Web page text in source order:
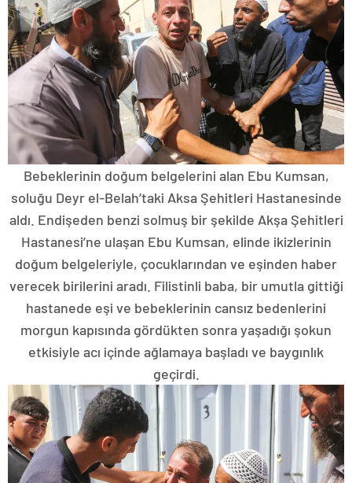
Bebeklerinin doğum belgelerini alan Ebu Kumsan,
soluğu Deyr el-Belah’taki Aksa Şehitleri Hastanesinde
aldı. Endişeden benzi solmuş bir şekilde Akşa Şehitleri
Hastanesi’ne ulaşan Ebu Kumsan, elinde ikizlerinin
doğum belgeleriyle, çocuklarından ve eşinden haber
verecek birilerini aradı. Filistinli baba, bir umutla gittiği
hastanede eşi ve bebeklerinin cansız bedenlerini
morgun kapısında gördükten sonra yaşadığı şokun
etkisiyle acı içinde ağlamaya başladı ve baygınlık
geçirdi.